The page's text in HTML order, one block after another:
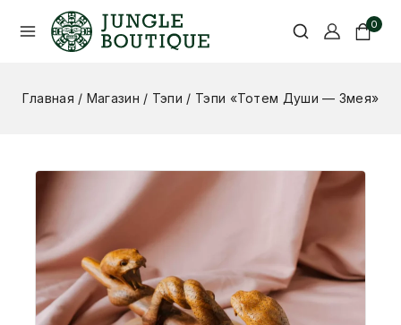
0
Главная / Магазин / Тэпи / Тэпи «Тотем Души — Змея»